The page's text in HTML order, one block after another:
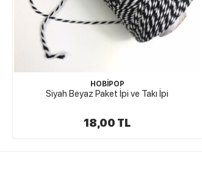
HOBİPOP
Renkli Jüt Paket İpi Yeşil
39,00 TL